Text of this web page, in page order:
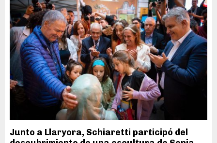
Junto a Llaryora, Schiaretti participó del